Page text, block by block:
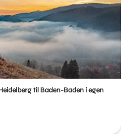
til Baden-Baden i egen